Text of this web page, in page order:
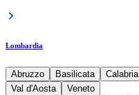
Lombardia
Abruzzo Basilicata Calabria
Val d'Aosta
Veneto